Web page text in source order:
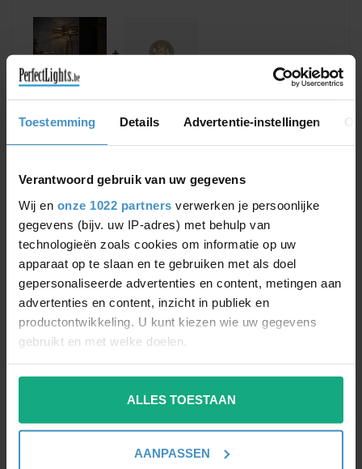
Toestemming Details Advertentie-instellingen
Verantwoord gebruik van uw gegevens
Wij en onze 1022 partners verwerken je persoonlijke
gegevens (bijv. uw IP-adres) met behulp van
technologieën zoals cookies om informatie op uw
apparaat op te slaan en te gebruiken met als doel
gepersonaliseerde advertenties en content, metingen aan
advertenties en content, inzicht in publiek en
productontwikkeling. U kunt kiezen wie uw gegevens
gebruikt en met welke doelen.
Als u het toestaat, willen we ook graag:
Informatie verzamelen over uw geografische
locatie, die tot een paar meter nauwkeurig kan zijn
scannen op specifieke eigenschappen (fingerprinting)
ALLES TOESTAAN
AANPASSEN
+
Out of stock
€294,90
€292,90
RELATED PRODUCTS
LUCIDE
LED Bulb - Filament lamp - Ø
9.5 cm - LED Dimming. - E27 -
1x5W 2200K - Amber -
49032/05/62
€14,95
€12,70
LIOLIGHTS
Table lamp twist wooden
QUESTIONS ABOUT THIS PRODUCT?
ELSEWHERE?